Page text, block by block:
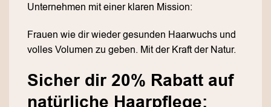
Unternehmen mit einer klaren Mission:
Frauen wie dir wieder gesunden Haarwuchs und
volles Volumen zu geben. Mit der Kraft der Natur.
Sicher dir 20% Rabatt auf
natürliche Haarpflege: